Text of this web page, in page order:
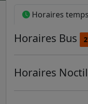
Horaires
Horaires Bus
Horaires